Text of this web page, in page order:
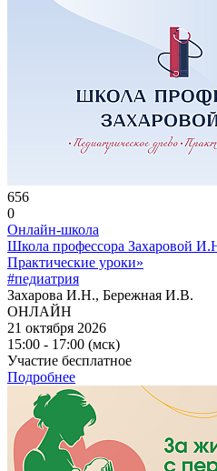
656
0
Онлайн-школа
Школа профессора Захаровой
Практические уроки»
#педиатрия
Захарова И.Н., Бережная И.В.
ОНЛАЙН
21 октября 2026
15:00 - 17:00 (мск)
Участие бесплатное
Подробнее